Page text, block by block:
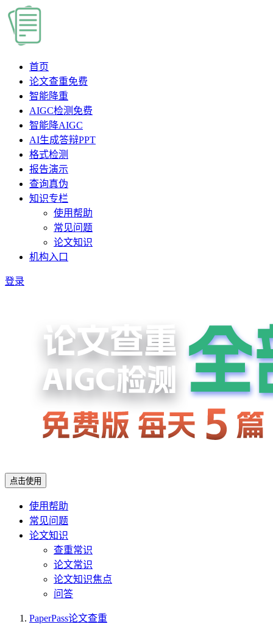
首页
论文查重免费
智能降重
AIGC检测 免费
智能降AIGC
AI生成答辩PPT
格式检测
报告演示
查询真伪
知识专栏
使用帮助
常见问题
论文知识
机构入口
登录
点击使用
使用帮助
常见问题
论文知识
查重常识
论文常识
论文知识焦点
问答
PaperPass论文查重